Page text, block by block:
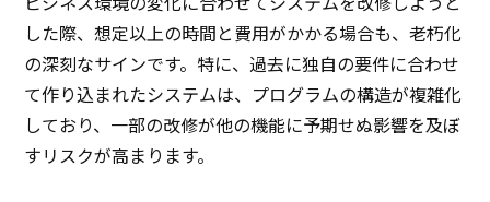
した際、想定以上の時間と費用がかかる場合も、老朽化
の深刻なサインです。特に、過去に独自の要件に合わせ
て作り込まれたシステムは、プログラムの構造が複雑化
しており、一部の改修が他の機能に予期せぬ影響を及ぼ
すリスクが高まります。